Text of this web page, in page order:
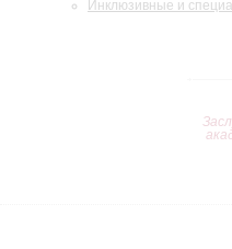
Инклюзивные и